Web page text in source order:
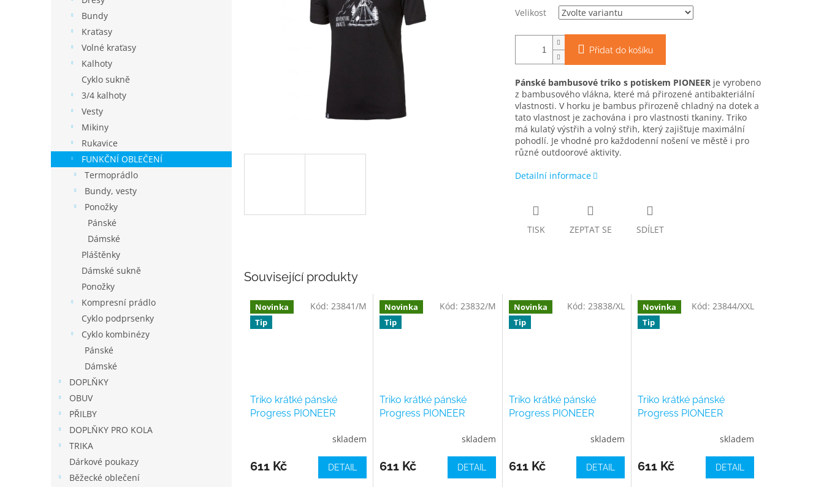
Bundy
Kraťasy
Volné kraťasy
Kalhoty
Cyklo sukně
3/4 kalhoty
Vesty
Mikiny
Rukavice
FUNKČNÍ OBLEČENÍ
Termoprádlo
Bundy, vesty
Ponožky
Pánské
Dámské
Pláštěnky
Dámské sukně
Ponožky
Kompresní prádlo
Cyklo podprsenky
Cyklo kombinézy
Pánské
Dámské
DOPLŇKY
OBUV
PŘILBY
DOPLŇKY PRO KOLA
TRIKA
Dárkové poukazy
Běžecké oblečení
Velikost
Přidat do košíku
Pánské bambusové triko s potiskem PIONEERje vyrobeno
z bambusového vlákna, které má přirozené antibakteriální
vlastnosti. V horku je bambus přirozeně chladný na dotek a
tato vlastnost je zachována i pro vlastnosti tkaniny. Triko
má kulatý výstřih a volný střih, který zajišťuje maximální
pohodlí. Je vhodné pro každodenní nošení ve městě i pro
různé outdoorové aktivity.
Detailní informace
TISK ZEPTAT SE SDÍLET
Související produkty
Novinka
Tip
Triko krátké pánské
Progress PIONEER
skladem
611 Kč DETAIL
Kód: 23841/M
Novinka
Tip
Triko krátké pánské
Progress PIONEER
skladem
611 Kč DETAIL
Kód: 23832/M
Novinka
Tip
Triko krátké pánské
Progress PIONEER
skladem
611 Kč DETAIL
Kód: 23838/XL
Novinka
Tip
Triko krátké pánské
Progress PIONEER
skladem
611 Kč DETAIL
Kód: 23844/XXL